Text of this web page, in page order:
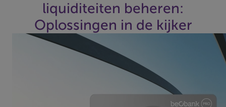
liquiditeiten beheren:
Oplossingen in de kijker